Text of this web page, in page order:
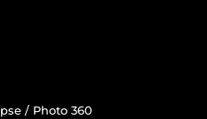
/ Photo 360